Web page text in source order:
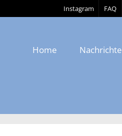
Instagram FAQ
Home